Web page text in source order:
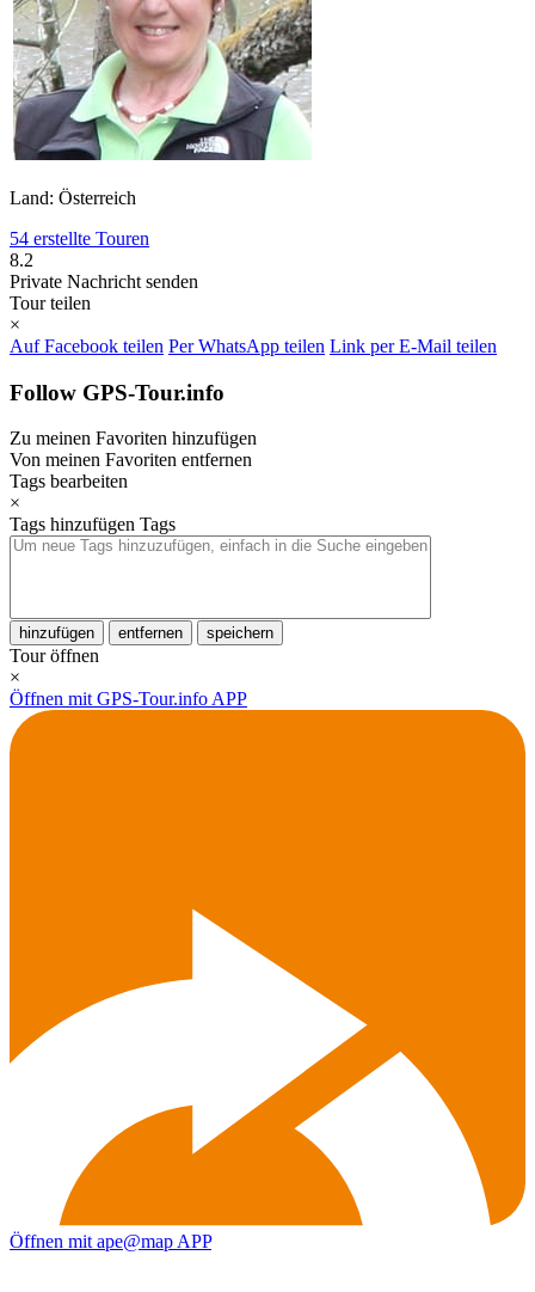
Land: Österreich
54 erstellte Touren
8.2
Private Nachricht senden
Tour teilen
×
Auf Facebook teilen Per WhatsApp teilen Link per E-Mail teilen
Follow GPS-Tour.info
Zu meinen Favoriten hinzufügen
Von meinen Favoriten entfernen
Tags bearbeiten
×
Tags hinzufügen Tags
hinzufügen entfernen speichern
Tour öffnen
×
Öffnen mit GPS-Tour.info APP
Öffnen mit ape@map APP